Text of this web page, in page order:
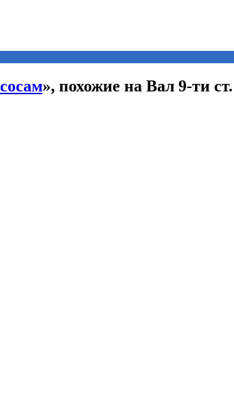
», похожие на Вал 9-ти